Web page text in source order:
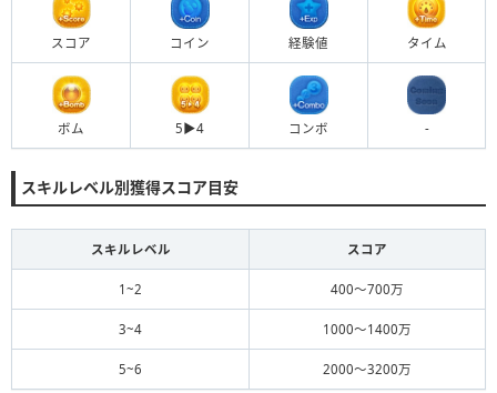
スコア コイン 経験値 タイム
ボム 5▶︎4 コンボ -
スキルレベル別獲得スコア目安
スキルレベル スコア
1~2 400～700万
3~4 1000～1400万
5~6 2000～3200万